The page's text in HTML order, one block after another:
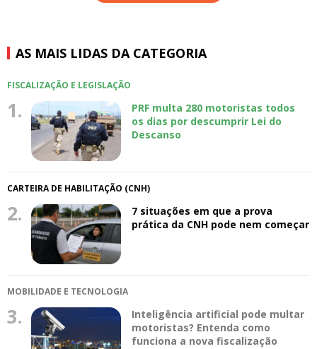
AS MAIS LIDAS DA CATEGORIA
FISCALIZAÇÃO E LEGISLAÇÃO
1.
PRF multa 280 motoristas todos
os dias por descumprir Lei do
Descanso
CARTEIRA DE HABILITAÇÃO (CNH)
2.
7 situações em que a prova
prática da CNH pode nem começar
MOBILIDADE E TECNOLOGIA
3.
Inteligência artificial pode multar
motoristas? Entenda como
funciona a nova fiscalização